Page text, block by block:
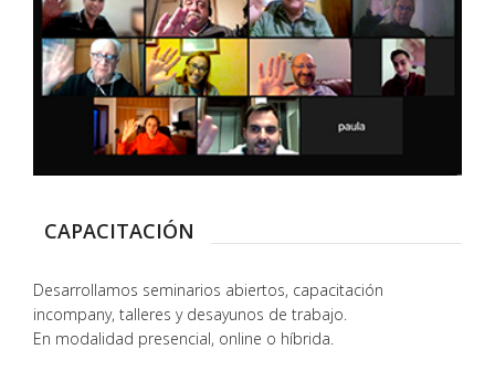
CAPACITACIÓN
Desarrollamos seminarios abiertos, capacitación
incompany, talleres y desayunos de trabajo.
En modalidad presencial, online o híbrida.